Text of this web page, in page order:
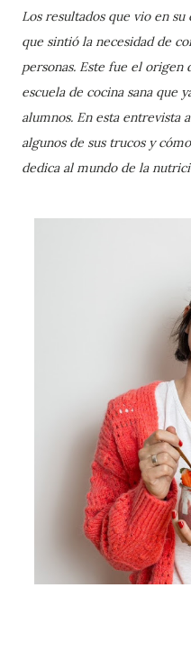
Los resultados que vio en
que sintió la necesidad de
personas. Este fue el origen
escuela de cocina sana que
alumnos. En esta entrevista
algunos de sus trucos y
dedica al mundo de la